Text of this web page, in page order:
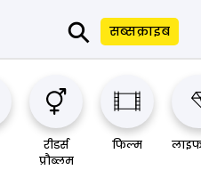
⚲ सब्सक्राइब
रीडर्स
प्रौब्लम
फिल्म